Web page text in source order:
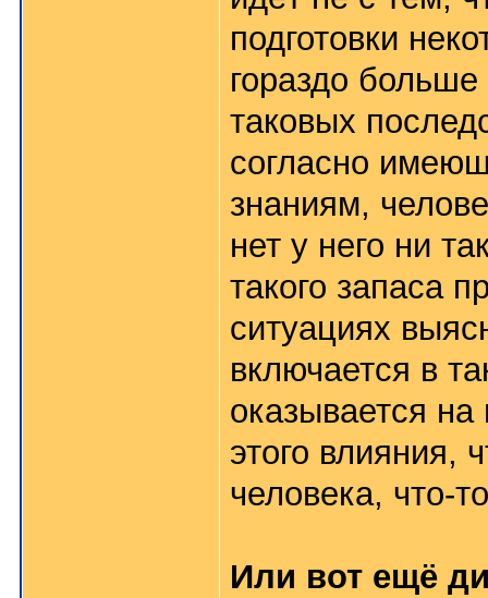
подготовки
гораздо
таковых
согласно
знаниям,
нет у него ни
такого запаса
ситуациях
включается в
оказывается на
этого влияния,
человека, что-
Или вот ещё